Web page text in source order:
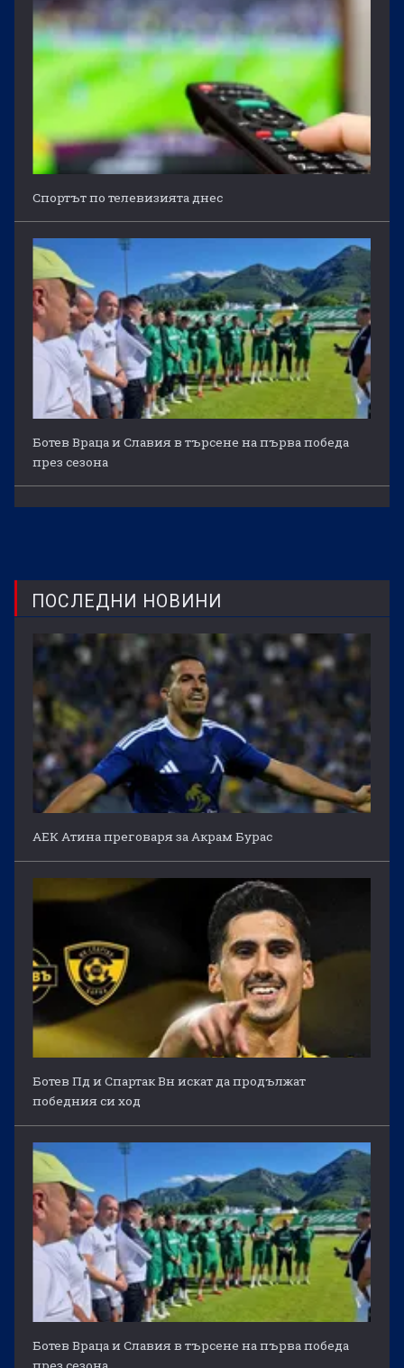
Спортът по телевизията днес
Ботев Враца и Славия в търсене на първа победа
през сезона
ПОСЛЕДНИ НОВИНИ
АЕК Атина преговаря за Акрам Бурас
Ботев Пд и Спартак Вн искат да продължат
победния си ход
Ботев Враца и Славия в търсене на първа победа